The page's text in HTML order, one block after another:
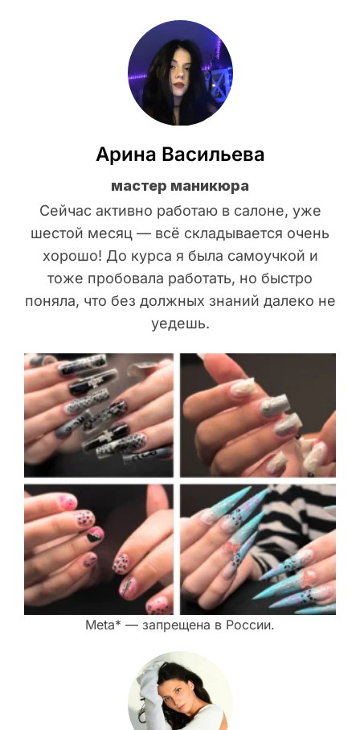
Арина Васильева
мастер маникюра
Сейчас активно работаю в салоне, уже
шестой месяц — всё складывается очень
хорошо! До курса я была самоучкой и
тоже пробовала работать, но быстро
поняла, что без должных знаний далеко не
уедешь.
Meta* — запрещена в России.